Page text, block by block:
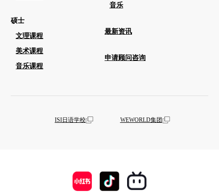
硕士
文理课程
美术课程
音乐课程
音乐
最新资讯
申请顾问咨询
ISI日语学校 WEWORLD集团